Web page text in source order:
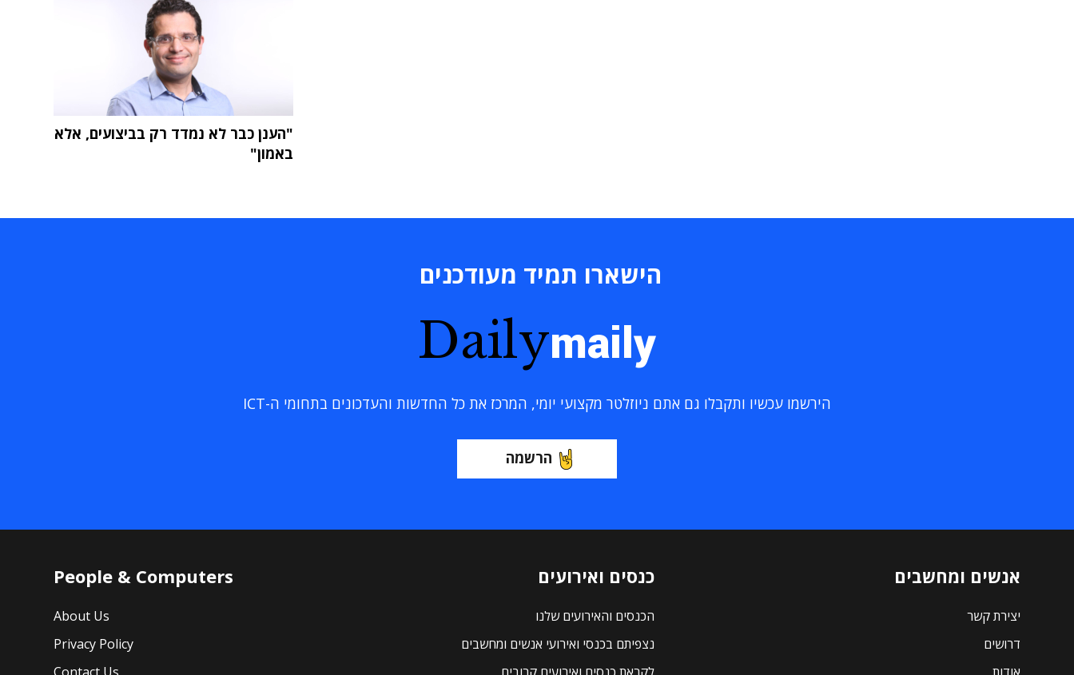
"הענן כבר לא נמדד רק בביצועים, אלא
באמון"
הישארו תמיד מעודכנים
Dailymaily
הירשמו עכשיו ותקבלו גם אתם ניוזלטר מקצועי יומי, המרכז את כל החדשות והעדכונים בתחומי ה-ICT
הרשמה
אנשים ומחשבים
יצירת קשר
דרושים
כנסים ואירועים
הכנסים והאירועים שלנו
נצפיתם בכנסי ואירועי אנשים ומחשבים
People & Computers
About Us
Privacy Policy